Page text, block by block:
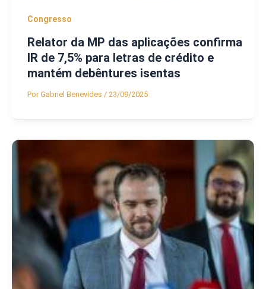
Congresso
Relator da MP das aplicações confirma
IR de 7,5% para letras de crédito e
mantém debêntures isentas
PorGabriel Benevides / 23/09/2025